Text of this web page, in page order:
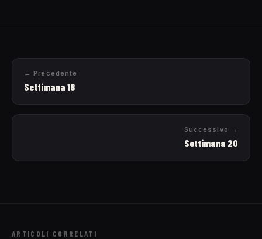
← Precedente
Settimana 18
Successivo →
Settimana 20
ARTICOLI CORRELATI